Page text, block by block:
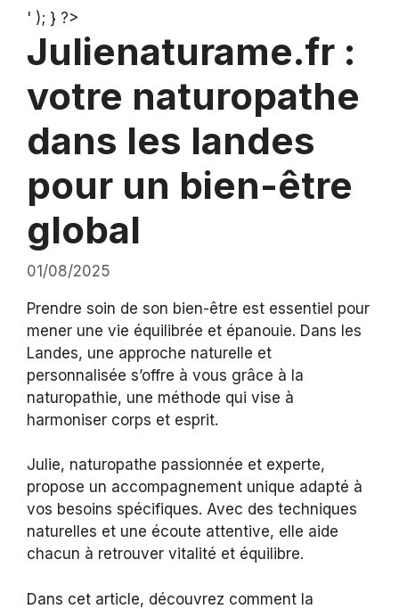
' ); } ?>
Julienaturame.fr :
votre naturopathe
dans les landes
pour un bien-être
global
01/08/2025
Prendre soin de son bien-être est essentiel pour
mener une vie équilibrée et épanouie. Dans les
Landes, une approche naturelle et
personnalisée s’offre à vous grâce à la
naturopathie, une méthode qui vise à
harmoniser corps et esprit.
Julie, naturopathe passionnée et experte,
propose un accompagnement unique adapté à
vos besoins spécifiques. Avec des techniques
naturelles et une écoute attentive, elle aide
chacun à retrouver vitalité et équilibre.
Dans cet article, découvrez comment la